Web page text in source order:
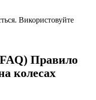
Використовуйте
Правило
колесах